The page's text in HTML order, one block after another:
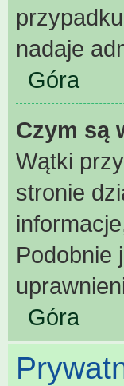
nadaje
Góra
Czym są
Wątki
stronie
Podobnie
Góra